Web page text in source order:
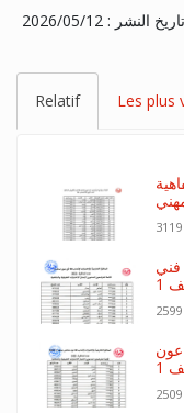
تاريخ النشر : 2026/05/12
Relatif Les plus
المناظرة الخارجية بالإختبارات لإنتداب 30 فني
1
المناظرة الخارجية بالإختبارت إنتداب 30 عون
1